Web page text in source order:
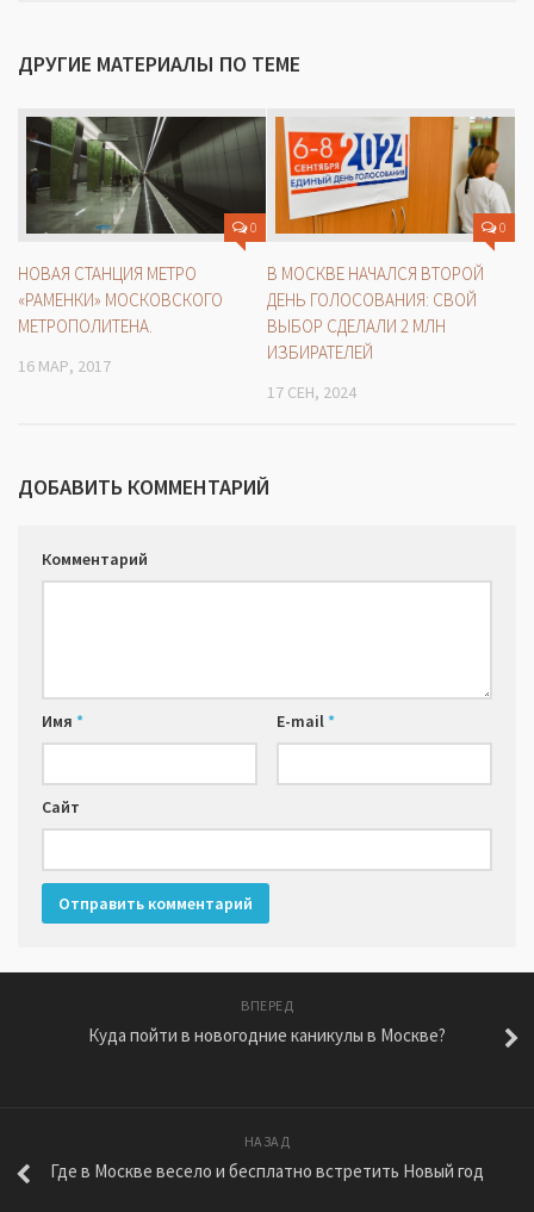
ДРУГИЕ МАТЕРИАЛЫ ПО ТЕМЕ
0
НОВАЯ СТАНЦИЯ МЕТРО
«РАМЕНКИ» МОСКОВСКОГО
МЕТРОПОЛИТЕНА.
16 МАР, 2017
0
В МОСКВЕ НАЧАЛСЯ ВТОРОЙ
ДЕНЬ ГОЛОСОВАНИЯ: СВОЙ
ВЫБОР СДЕЛАЛИ 2 МЛН
ИЗБИРАТЕЛЕЙ
17 СЕН, 2024
ДОБАВИТЬ КОММЕНТАРИЙ
Комментарий
Имя * E-mail*
Сайт
ВПЕРЕД
Куда пойти в новогодние каникулы в Москве?
НАЗАД
Где в Москве весело и бесплатно встретить Новый год